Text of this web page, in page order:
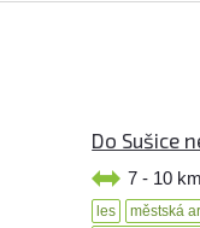
Do Sušice
7 - 10 km
les městská